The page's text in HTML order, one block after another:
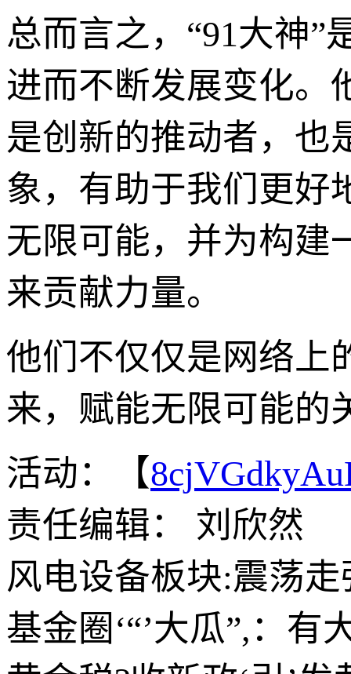
总而言之，“91大神”
进而不断发展变化。
是创新的推动者，也
象，有助于我们更好
无限可能，并为构建
来贡献力量。
他们不仅仅是网络上
来，赋能无限可能的
活动：【
责任编辑： 刘欣然
风电设备板块:震荡
基金圈‘“’大瓜”,：